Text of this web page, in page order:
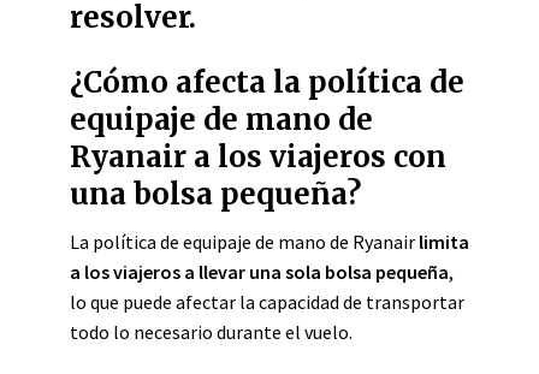
resolver.
¿Cómo afecta la política de
equipaje de mano de
Ryanair a los viajeros con
una bolsa pequeña?
La política de equipaje de mano de Ryanair limita
a los viajeros a llevar una sola bolsa pequeña,
lo que puede afectar la capacidad de transportar
todo lo necesario durante el vuelo.